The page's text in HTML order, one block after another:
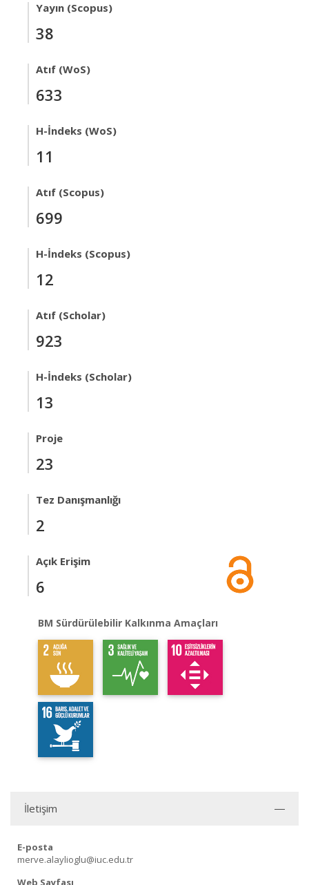
Yayın (Scopus)
38
Atıf (WoS)
633
H-İndeks (WoS)
11
Atıf (Scopus)
699
H-İndeks (Scopus)
12
Atıf (Scholar)
923
H-İndeks (Scholar)
13
Proje
23
Tez Danışmanlığı
2
Açık Erişim
6
BM Sürdürülebilir Kalkınma Amaçları
İletişim
E-posta
merve.alaylioglu@iuc.edu.tr
Web Sayfası